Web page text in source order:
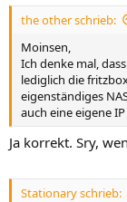
n
the other schrieb:
Moinsen,
Ich denke mal,
lediglich die
eigenständiges
auch eine eigene
Ja korrekt. Sry,
Stationary schrieb: